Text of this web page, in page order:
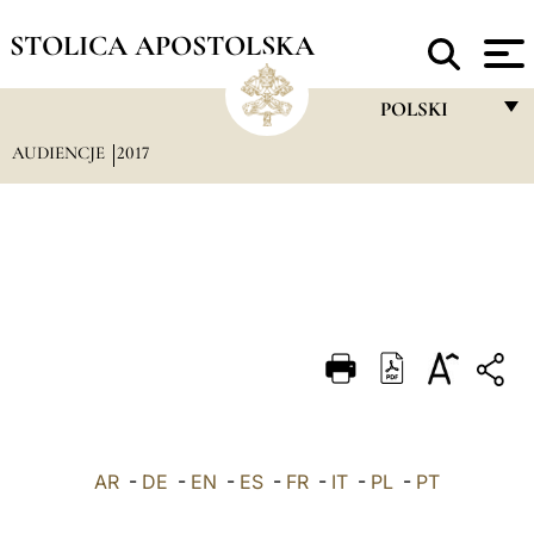
STOLICA APOSTOLSKA
POLSKI
DEUTSCH
العربيّة
AUDIENCJE 2017
AR - DE - EN - ES - FR - IT - PL - PT